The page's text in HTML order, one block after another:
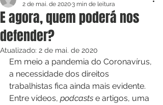
E agora, quem poderá nos
defender?
2 de mai. de 20203 min de leitura
Atualizado: 2 de mai. de 2020
Em meio a pandemia do Coronavírus,
a necessidade dos direitos
trabalhistas fica ainda mais evidente.
Entre vídeos, podcasts e artigos, uma